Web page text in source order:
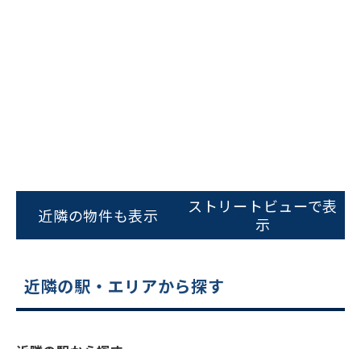
スムーズにご案内できます
0120-620-213
近隣の物件も表示
ストリートビューで表
示
近隣の駅・エリアから探す